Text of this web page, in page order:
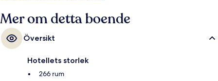
Mer om detta boende
Översikt
Hotellets storlek
266 rum